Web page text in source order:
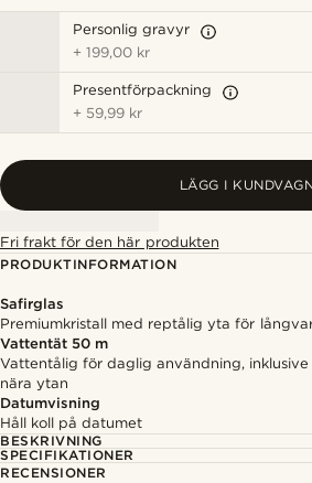
Personlig gravyr
+199,00 kr
Presentförpackning
+ 59,99 kr
LÄGG I
Fri frakt för den här produkten
PRODUKTINFORMATION
Safirglas
Premiumkristall med reptålig yta för
Vattentät 50 m
Vattentålig för daglig användning,
nära ytan
Datumvisning
Håll koll på datumet
BESKRIVNING
SPECIFIKATIONER
RECENSIONER